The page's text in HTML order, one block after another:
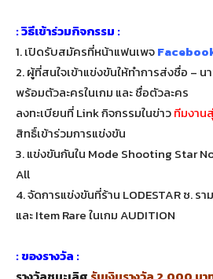
: วิธีเข้าร่วมกิจกรรม :
1. เปิดรับสมัครที่หน้าแฟนเพจ
2. ผู้ที่สนใจเข้าแข่งขันให้ทำการส่งชื่อ –
พร้อมตัวละครในเกม และ ชื่อตัวละคร
ลงทะเบียนที่ Link กิจกรรมในข่าวทีมงาน
สิทธิ์เข้าร่วมการแข่งขัน
3. แข่งขันกันใน Mode Shooting Star
All
4. จัดการแข่งขันที่ร้าน LODESTAR ซ. ร
และ Item Rare ในเกม AUDITION
: ของรางวัล :